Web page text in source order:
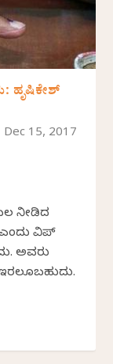
ಹೃಷಿಕೇಶ್
Dec 15, 2017
ನೀಡಿದ
ಎಂದು ವಿಪ್
ಅವರು